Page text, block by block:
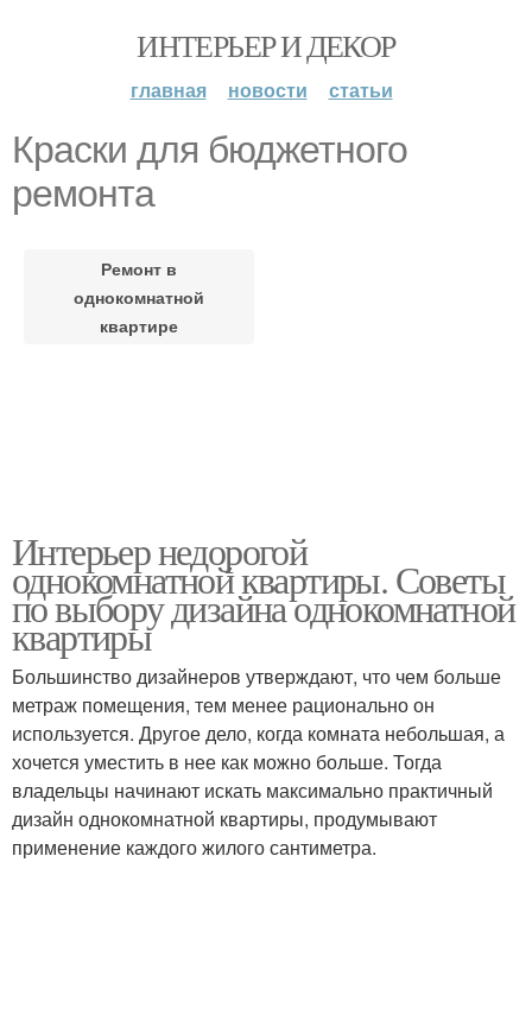
ИНТЕРЬЕР И ДЕКОР
главная новости статьи
Краски для бюджетного
ремонта
Ремонт в
однокомнатной
квартире
Интерьер недорогой
однокомнатной квартиры. Советы
по выбору дизайна однокомнатной
квартиры
Большинство дизайнеров утверждают, что чем больше
метраж помещения, тем менее рационально он
используется. Другое дело, когда комната небольшая, а
хочется уместить в нее как можно больше. Тогда
владельцы начинают искать максимально практичный
дизайн однокомнатной квартиры, продумывают
применение каждого жилого сантиметра.